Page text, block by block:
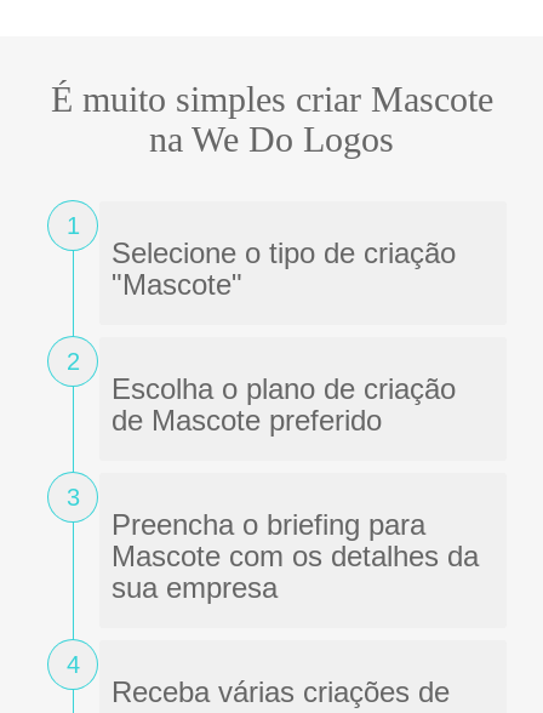
É muito simples criar Mascote
na We Do Logos
1
Selecione o tipo de criação
"Mascote"
2
Escolha o plano de criação
de Mascote preferido
3
Preencha o briefing para
Mascote com os detalhes da
sua empresa
4
Receba várias criações de